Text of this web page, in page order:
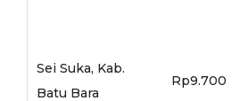
Sei Suka, Kab.
Batu Bara
Rp9.700